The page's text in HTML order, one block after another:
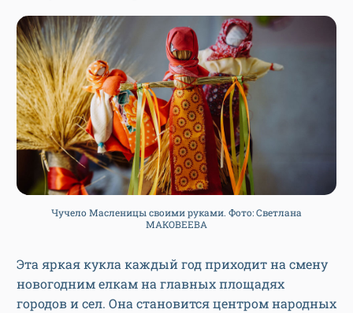
Чучело Масленицы своими руками. Фото: Светлана
МАКОВЕЕВА
Эта яркая кукла каждый год приходит на смену
новогодним елкам на главных площадях
городов и сел. Она становится центром народных